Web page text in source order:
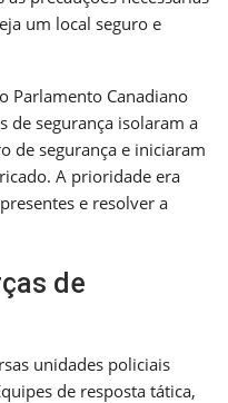
um local seguro e
Parlamento Canadiano
de segurança isolaram a
de segurança e iniciaram
A prioridade era
e resolver a
de
unidades policiais
de resposta tática,